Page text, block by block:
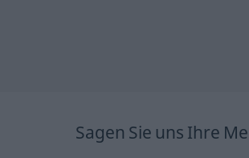
Sagen Sie uns Ihre